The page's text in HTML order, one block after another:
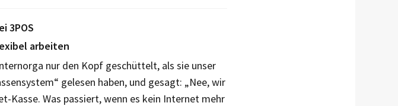
3POS
arbeiten
nur den Kopf geschüttelt, als sie unser
gelesen haben, und gesagt: „Nee, wir
Kasse. Was passiert, wenn es kein Internet mehr